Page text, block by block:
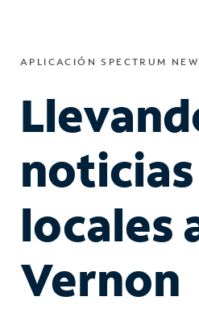
APLICACIÓN SPECTRUM
noticias
locales
Vernon